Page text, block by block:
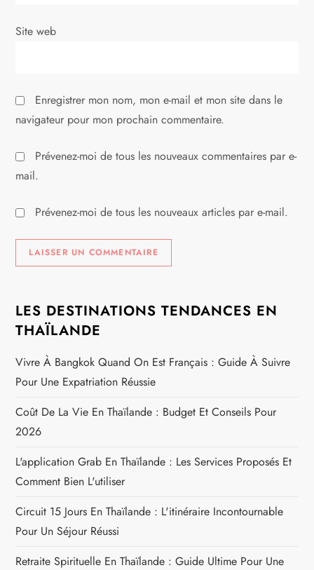
e
Site web
Enregistrer mon nom, mon e-mail et mon site dans le
navigateur pour mon prochain commentaire.
Prévenez-moi de tous les nouveaux commentaires par e-
mail.
Prévenez-moi de tous les nouveaux articles par e-mail.
LES DESTINATIONS TENDANCES EN
THAÏLANDE
Vivre À Bangkok Quand On Est Français : Guide À Suivre
Pour Une Expatriation Réussie
Coût De La Vie En Thaïlande : Budget Et Conseils Pour
2026
L'application Grab En Thaïlande : Les Services Proposés Et
Comment Bien L'utiliser
Circuit 15 Jours En Thaïlande : L'itinéraire Incontournable
Pour Un Séjour Réussi
Retraite Spirituelle En Thaïlande : Guide Ultime Pour Une